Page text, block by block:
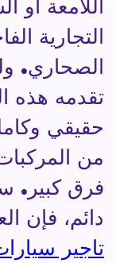
اللامعة أو
التجارية
الصحاري.
تقدمه هذه
حقيقي
من
فرق كبير.
دائم، فإن
تاجير